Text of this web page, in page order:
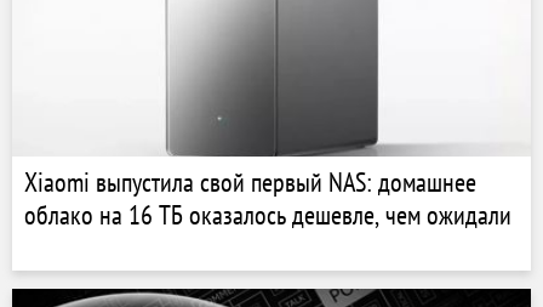
Xiaomi выпустила свой первый NAS: домашнее
облако на 16 ТБ оказалось дешевле, чем ожидали